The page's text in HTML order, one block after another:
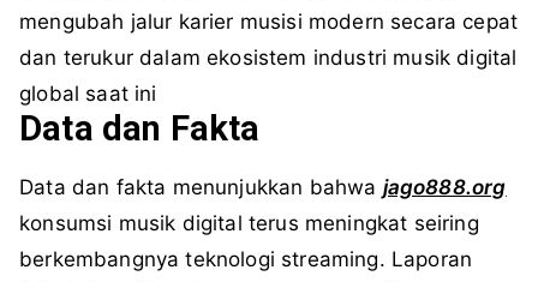
mengubah jalur karier musisi modern secara cepat
dan terukur dalam ekosistem industri musik digital
global saat ini
Data dan Fakta
Data dan fakta menunjukkan bahwa jago888.org
konsumsi musik digital terus meningkat seiring
berkembangnya teknologi streaming. Laporan